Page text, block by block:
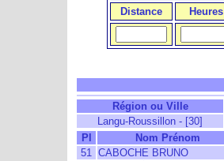
Distance
Heures
Région ou Ville
Langu-Roussillon - [30]
Pl
Nom Prénom
51 CABOCHE BRUNO